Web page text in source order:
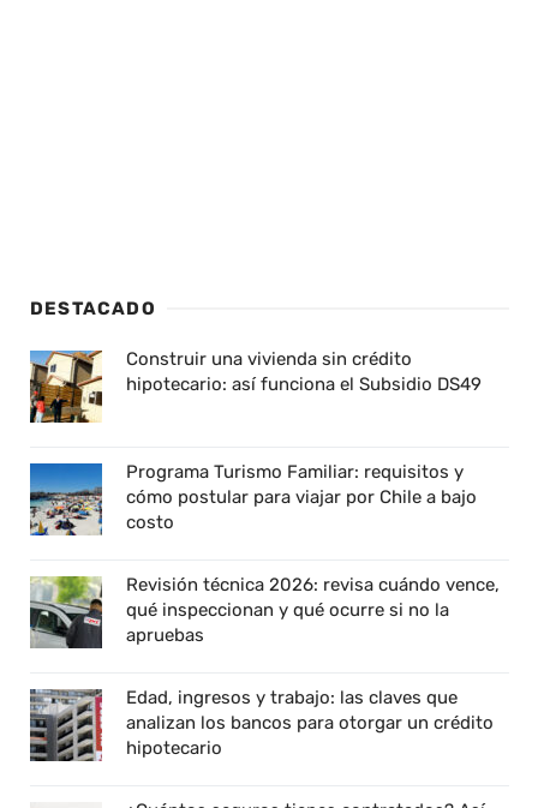
DESTACADO
Construir una vivienda sin crédito
hipotecario: así funciona el Subsidio DS49
Programa Turismo Familiar: requisitos y
cómo postular para viajar por Chile a bajo
costo
Revisión técnica 2026: revisa cuándo vence,
qué inspeccionan y qué ocurre si no la
apruebas
Edad, ingresos y trabajo: las claves que
analizan los bancos para otorgar un crédito
hipotecario